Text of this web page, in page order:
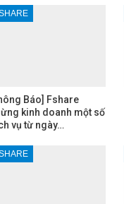
Báo] Fshare
kinh doanh một số
vụ từ ngày…